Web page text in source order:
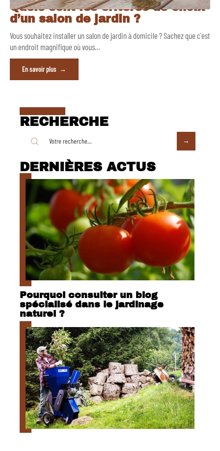
Quels sont les critères de choix
d’un salon de jardin ?
Vous souhaitez installer un salon de jardin à domicile ? Sachez que c'est
un endroit magnifique où vous…
En savoir plus
RECHERCHE
DERNIÈRES ACTUS
Pourquoi consulter un blog
spécialisé dans le jardinage
naturel ?